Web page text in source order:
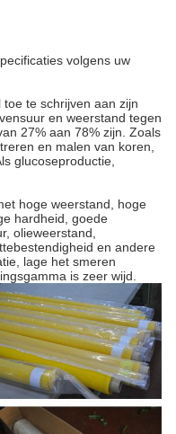
volgens uw
te schrijven aan zijn
en weerstand tegen
27% aan 78% zijn. Zoals
en malen van koren,
glucoseproductie,
hoge weerstand, hoge
hardheid, goede
olieweerstand,
en andere
lage het smeren
is zeer wijd.